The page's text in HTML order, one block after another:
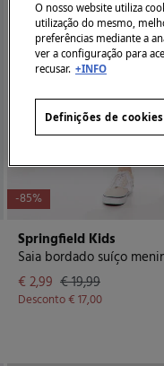
-85%
Springfield Kids
Saia bordado suíço
€ 2,99 € 19,99
Desconto€ 17,00
O nosso website utiliza
utilização do mesmo,
preferências mediante a
ver a configuração para
recusar. +INFO
Definições de cookies